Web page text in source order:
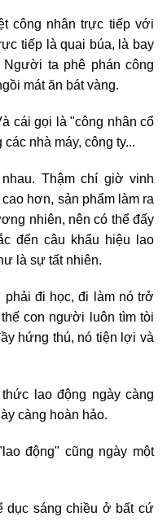
công nhân trực tiếp với
tiếp là quai búa, là bay
ta phê phán công
mát ăn bát vàng.
cái gọi là "công nhân cổ
nhà máy, công ty...
Thậm chí giờ vinh
hơn, sản phẩm làm ra
nhiên, nên có thể đấy
đến câu khẩu hiệu lao
là sự tất nhiên.
đi học, đi làm nó trở
con người luôn tìm tòi
hứng thú, nó tiện lợi và
lao động ngày càng
càng hoàn hảo.
động" cũng ngày một
dục sáng chiều ở bất cứ